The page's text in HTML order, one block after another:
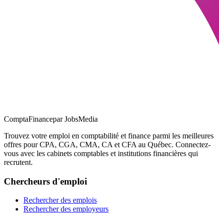
ComptaFinancepar JobsMedia
Trouvez votre emploi en comptabilité et finance parmi les meilleures
offres pour CPA, CGA, CMA, CA et CFA au Québec. Connectez-
vous avec les cabinets comptables et institutions financières qui
recrutent.
Chercheurs d'emploi
Rechercher des emplois
Rechercher des employeurs